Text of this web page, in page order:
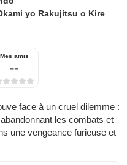
yo Rakujitsu o Kire
Mes amis
--
face à un cruel dilemme :
les combats et
une vengeance furieuse et